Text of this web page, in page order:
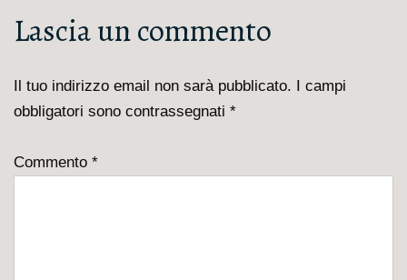
Lascia un commento
Il tuo indirizzo email non sarà pubblicato. I campi
obbligatori sono contrassegnati *
Commento *